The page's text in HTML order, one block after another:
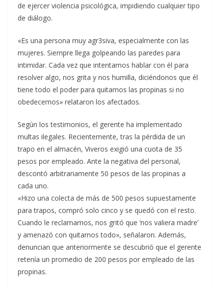
de ejercer violencia psicológica, impidiendo cualquier tipo
de diálogo.
«Es una persona muy agr3siva, especialmente con las
mujeres. Siempre llega golpeando las paredes para
intimidar. Cada vez que intentamos hablar con él para
resolver algo, nos grita y nos humilla, diciéndonos que él
tiene todo el poder para quitarnos las propinas si no
obedecemos» relataron los afectados.
Según los testimonios, el gerente ha implementado
multas ilegales. Recientemente, tras la pérdida de un
trapo en el almacén, Viveros exigió una cuota de 35
pesos por empleado. Ante la negativa del personal,
descontó arbitrariamente 50 pesos de las propinas a
cada uno.
«Hizo una colecta de más de 500 pesos supuestamente
para trapos, compró solo cinco y se quedó con el resto.
Cuando le reclamamos, nos gritó que ‘nos valiera madre’
y amenazó con quitarnos todo», señalaron. Además,
denuncian que anteriormente se descubrió que el gerente
retenía un promedio de 200 pesos por empleado de las
propinas.